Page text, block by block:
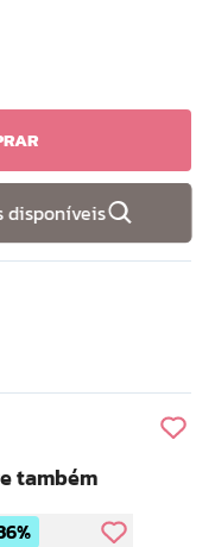
disponíveis
também